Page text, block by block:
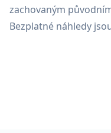
zachovaným
Bezplatné náhledy